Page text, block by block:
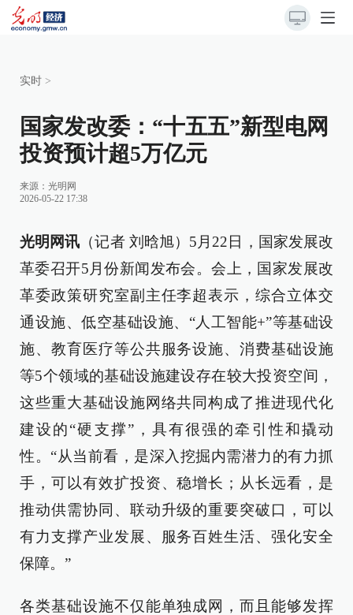
实时 >
国家发改委：“十五五”新型电网
投资预计超5万亿元
来源： 光明网
2026-05-22 17:38
光明网讯 （记者 刘晗旭）5月22日，国家发展改
革委召开5月份新闻发布会。会上，国家发展改
革委政策研究室副主任李超表示，综合立体交
通设施、低空基础设施、“人工智能+”等基础设
施、教育医疗等公共服务设施、消费基础设施
等5个领域的基础设施建设存在较大投资空间，
这些重大基础设施网络共同构成了推进现代化
建设的“硬支撑”，具有很强的牵引性和撬动
性。“从当前看，是深入挖掘内需潜力的有力抓
手，可以有效扩投资、稳增长；从长远看，是
推动供需协同、联动升级的重要突破口，可以
有力支撑产业发展、服务百姓生活、强化安全
保障。”
各类基础设施不仅能单独成网，而且能够发挥